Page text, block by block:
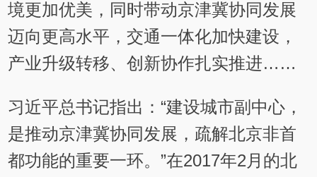
境更加优美，同时带动京津冀协同发展
迈向更高水平，交通一体化加快建设，
产业升级转移、创新协作扎实推进……
习近平总书记指出：“建设城市副中心，
是推动京津冀协同发展，疏解北京非首
都功能的重要一环。”在2017年2月的北